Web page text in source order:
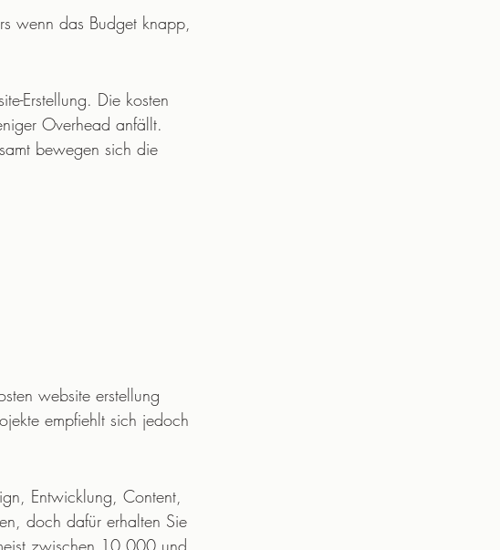
wenn das Budget knapp,
Erstellung. Die kosten
Overhead anfällt.
bewegen sich die
website erstellung
empfiehlt sich jedoch
Entwicklung, Content,
doch dafür erhalten Sie
zwischen 10.000 und